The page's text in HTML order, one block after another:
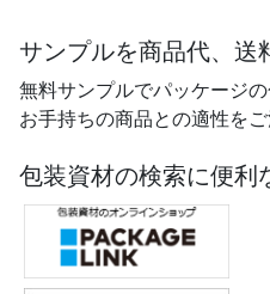
サンプルを商品代、送
無料サンプルでパッケージの
お手持ちの商品との適性を
包装資材の検索に便利